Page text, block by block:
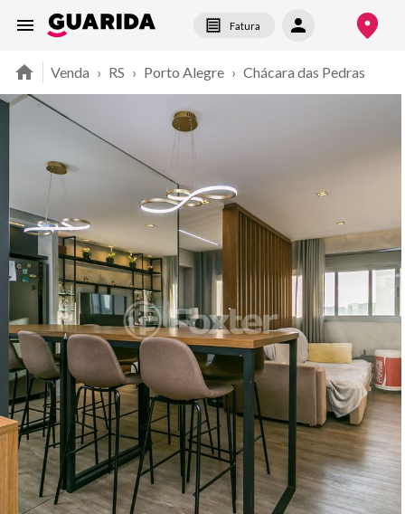
Fatura
Venda › RS › Porto Alegre › Chácara das Pedras